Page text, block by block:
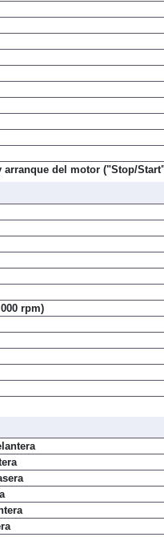
arranque del motor ("Stop/
rpm)